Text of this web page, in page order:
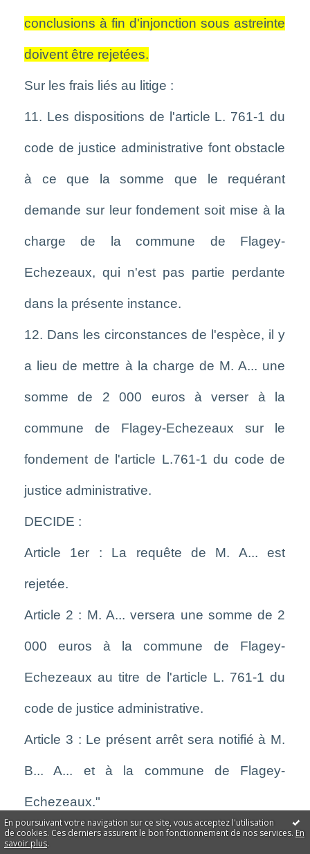
En poursuivant votre navigation sur ce site, vous acceptez l'utilisation
de cookies. Ces derniers assurent le bon fonctionnement de nos services. En
savoir plus.
conclusions à fin d'injonction sous astreinte
doivent être rejetées.
Sur les frais liés au litige :
11. Les dispositions de l'article L. 761-1 du
code de justice administrative font obstacle
à ce que la somme que le requérant
demande sur leur fondement soit mise à la
charge de la commune de Flagey-
Echezeaux, qui n'est pas partie perdante
dans la présente instance.
12. Dans les circonstances de l'espèce, il y
a lieu de mettre à la charge de M. A... une
somme de 2 000 euros à verser à la
commune de Flagey-Echezeaux sur le
fondement de l'article L.761-1 du code de
justice administrative.
DECIDE :
Article 1er : La requête de M. A... est
rejetée.
Article 2 : M. A... versera une somme de 2
000 euros à la commune de Flagey-
Echezeaux au titre de l'article L. 761-1 du
code de justice administrative.
Article 3 : Le présent arrêt sera notifié à M.
B... A... et à la commune de Flagey-
Echezeaux."